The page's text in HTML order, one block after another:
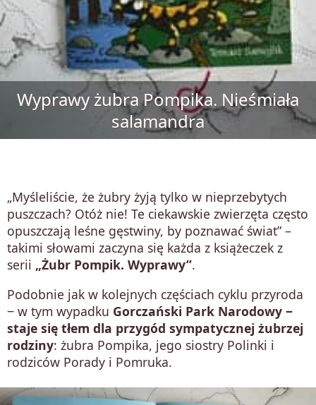
Wyprawy żubra Pompika. Nieśmiała
salamandra
„Myśleliście, że żubry żyją tylko w nieprzebytych
puszczach? Otóż nie! Te ciekawskie zwierzęta często
opuszczają leśne gęstwiny, by poznawać świat” –
takimi słowami zaczyna się każda z książeczek z
serii „Żubr Pompik. Wyprawy”.
Podobnie jak w kolejnych częściach cyklu przyroda
‒ w tym wypadku Gorczański Park Narodowy ‒
staje się tłem dla przygód sympatycznej żubrzej
rodziny: żubra Pompika, jego siostry Polinki i
rodziców Porady i Pomruka.